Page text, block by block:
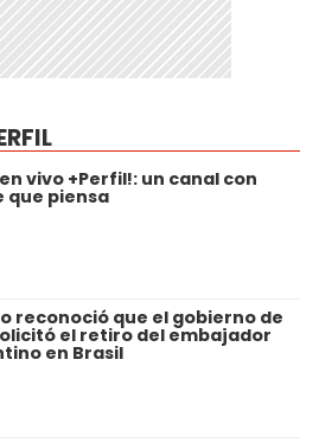
vivo +Perfil!: un canal con
que piensa
reconoció que el gobierno de
el retiro del embajador
en Brasil